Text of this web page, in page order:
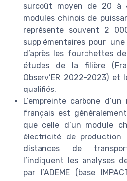
surcoût moyen de 20 à
modules chinois de
représente souvent 2
supplémentaires pour
d’après les fourchettes
études de la filière
Observ’ER 2022-2023) et
qualifiés.
L’empreinte carbone
français est
que celle d’un module
électricité de production
distances de
l’indiquent les analyses
par l’ADEME (base